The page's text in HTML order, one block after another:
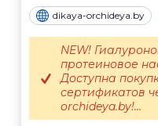
dikaya-orchideya.by
NEW!
протеиновое
Доступна
сертификатов
orchideya.by!...